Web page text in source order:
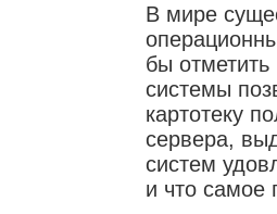
В мире
бы
системы
картотеку
сервера,
систем
и что самое